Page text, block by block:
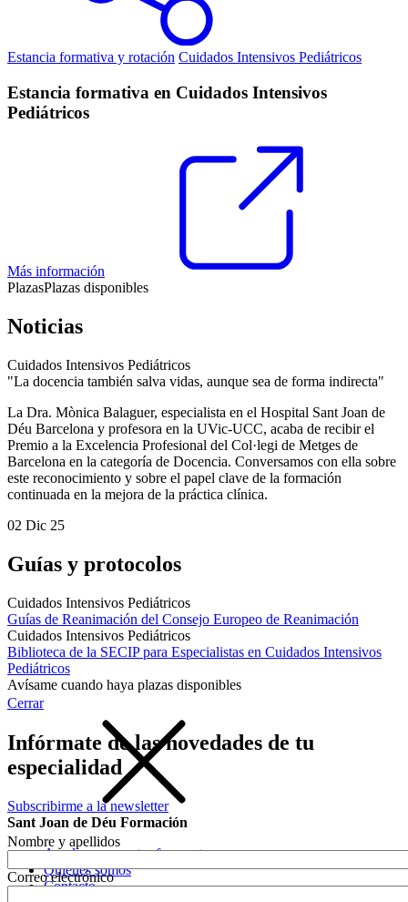
Estancia formativa y rotación Cuidados Intensivos Pediátricos
Estancia formativa en Cuidados Intensivos
Pediátricos
Más información
PlazasPlazas disponibles
Noticias
Cuidados Intensivos Pediátricos
"La docencia también salva vidas, aunque sea de forma indirecta"
La Dra. Mònica Balaguer, especialista en el Hospital Sant Joan de
Déu Barcelona y profesora en la UVic-UCC, acaba de recibir el
Premio a la Excelencia Profesional del Col·legi de Metges de
Barcelona en la categoría de Docencia. Conversamos con ella sobre
este reconocimiento y sobre el papel clave de la formación
continuada en la mejora de la práctica clínica.
02 Dic 25
Guías y protocolos
Cuidados Intensivos Pediátricos
Guías de Reanimación del Consejo Europeo de Reanimación
Cuidados Intensivos Pediátricos
Biblioteca de la SECIP para Especialistas en Cuidados Intensivos
Pediátricos
Avísame cuando haya plazas disponibles
Nombre y apellidos
Correo electrónico
Cerrar
Infórmate de las novedades de tu
especialidad
Subscribirme a la newsletter
Sant Joan de Déu Formación
Ayuda y preguntas frecuentes
Quiénes somos
Contacto